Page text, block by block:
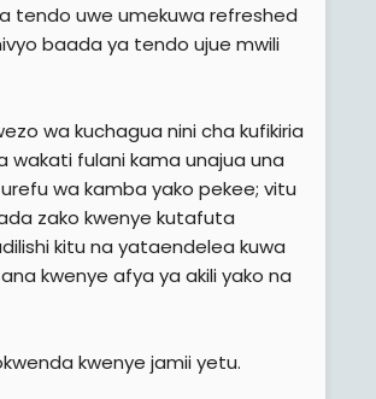
tendo uwe umekuwa refreshed
baada ya tendo ujue mwili
wa kuchagua nini cha kufikiria
wakati fulani kama unajua una
wa kamba yako pekee; vitu
zako kwenye kutafuta
kitu na yataendelea kuwa
kwenye afya ya akili yako na
kwenye jamii yetu.